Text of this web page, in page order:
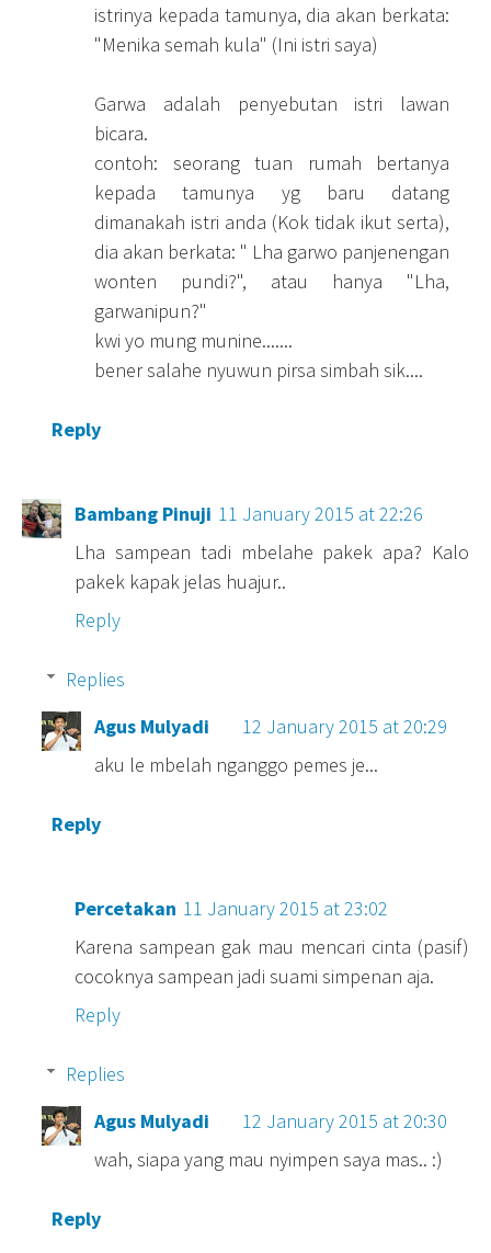
istrinya kepada tamunya, dia akan berkata:
"Menika semah kula" (Ini istri saya)
Garwa adalah penyebutan istri lawan
bicara.
contoh: seorang tuan rumah bertanya
kepada tamunya yg baru datang
dimanakah istri anda (Kok tidak ikut serta),
dia akan berkata: " Lha garwo panjenengan
wonten pundi?", atau hanya "Lha,
garwanipun?"
kwi yo mung munine.......
bener salahe nyuwun pirsa simbah sik....
Reply
Bambang Pinuji 11 January 2015 at 22:26
Lha sampean tadi mbelahe pakek apa? Kalo
pakek kapak jelas huajur..
Reply
Replies
Agus Mulyadi
12 January 2015 at 20:29
aku le mbelah nganggo pemes je...
Reply
Percetakan 11 January 2015 at 23:02
Karena sampean gak mau mencari cinta (pasif)
cocoknya sampean jadi suami simpenan aja.
Reply
Replies
Agus Mulyadi
12 January 2015 at 20:30
wah, siapa yang mau nyimpen saya mas.. :)
Reply